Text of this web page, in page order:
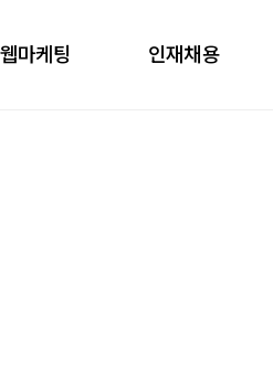
자주 묻는 질문
웹마케팅 인재채용